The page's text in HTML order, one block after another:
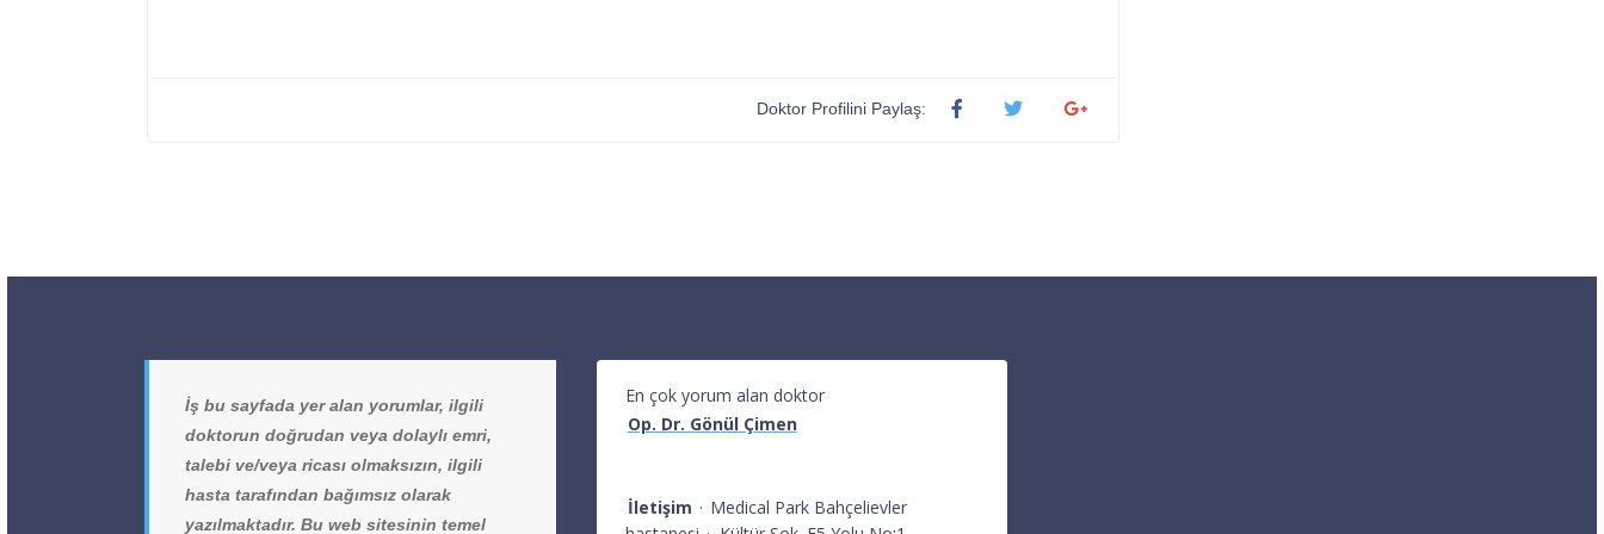
Doktor Profilini Paylaş:
İş bu sayfada yer alan yorumlar, ilgili
doktorun doğrudan veya dolaylı emri,
talebi ve/veya ricası olmaksızın, ilgili
hasta tarafından bağımsız olarak
yazılmaktadır. Bu web sitesinin temel
En çok yorum alan doktor
Op. Dr. Gönül Çimen
İletişim · Medical Park Bahçelievler